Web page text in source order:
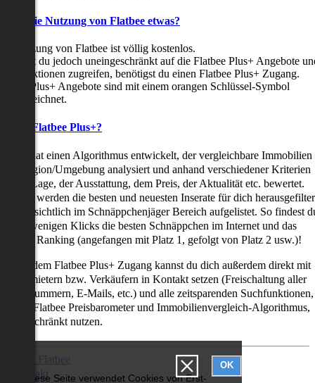
Diese Seite verwendet Cookies von Erst-
OK
die Nutzung von Flatbee etwas?
Nutzung von Flatbee ist völlig kostenlos.
du jedoch uneingeschränkt auf die Flatbee Plus+ Angebote
zugreifen, benötigst du einen Flatbee Plus+ Zugang.
Plus+ Angebote sind mit einem orangen Schlüssel-Symbol
ist Flatbee Plus+?
hat einen Algorithmus entwickelt, der vergleichbare Immobilien
Region/Umgebung analysiert und anhand verschiedener Kriterien
der Lage, der Ausstattung, dem Preis, der Aktualität etc. bewertet.
werden die besten und neuesten Inserate für dich
übersichtlich im Schnäppchenjäger Bereich aufgelistet. So findest
nur wenigen Klicks die besten Schnäppchen im Internet und das
als Ranking (angefangen mit Platz 1, gefolgt von Platz 2 usw.)!
mit dem Flatbee Plus+ Zugang kannst du dich außerdem direkt mit
Vermietern bzw. Verkäufern in Kontakt setzen (Freischaltung aller
E-Mails, etc.) und alle zeitsparenden Suchfunktionen,
den Flatbee Preisbarometer und Immobilienvergleich-Algorithmus,
nutzen.
Über Flatbee
Kontakt